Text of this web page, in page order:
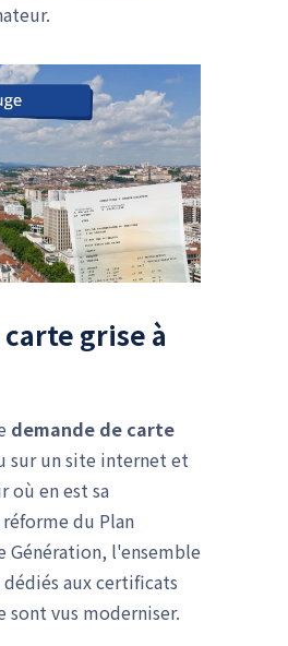
carte grise à
demande de carte
sur un site internet et
où en est sa
du Plan
Génération, l'ensemble
aux certificats
vus moderniser.